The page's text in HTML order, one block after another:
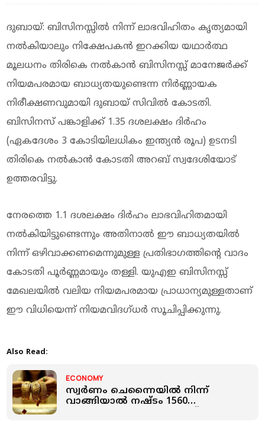
ദുബായ്: ബിസിനസ്സിൽ നിന്ന് ലാഭവിഹിതം കൃത്യമായി
നൽകിയാലും നിക്ഷേപകൻ ഇറക്കിയ യഥാർത്ഥ
മൂലധനം തിരികെ നൽകാൻ ബിസിനസ്സ് മാനേജർക്ക്
നിയമപരമായ ബാധ്യതയുണ്ടെന്ന നിർണ്ണായക
നിരീക്ഷണവുമായി ദുബായ് സിവിൽ കോടതി.
ബിസിനസ് പങ്കാളിക്ക് 1.35 ദശലക്ഷം ദിർഹം
(ഏകദേശം 3 കോടിയിലധികം ഇന്ത്യൻ രൂപ) ഉടനടി
തിരികെ നൽകാൻ കോടതി അറബ് സ്വദേശിയോട്
ഉത്തരവിട്ടു.
നേരത്തെ 1.1 ദശലക്ഷം ദിർഹം ലാഭവിഹിതമായി
നൽകിയിട്ടുണ്ടെന്നും അതിനാൽ ഈ ബാധ്യതയിൽ
നിന്ന് ഒഴിവാക്കണമെന്നുമുള്ള പ്രതിഭാഗത്തിന്റെ വാദം
കോടതി പൂർണ്ണമായും തള്ളി. യുഎഇ ബിസിനസ്സ്
മേഖലയിൽ വലിയ നിയമപരമായ പ്രാധാന്യമുള്ളതാണ്
ഈ വിധിയെന്ന് നിയമവിദഗ്ധർ സൂചിപ്പിക്കുന്നു.
Also Read:
ECONOMY
സ്വർണം ചെന്നൈയില്‍ നിന്ന്
വാങ്ങിയാല്‍ നഷ്ടം 1560